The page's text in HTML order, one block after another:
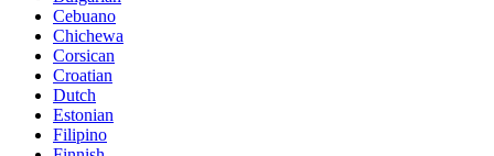
Cebuano
Chichewa
Corsican
Croatian
Dutch
Estonian
Filipino